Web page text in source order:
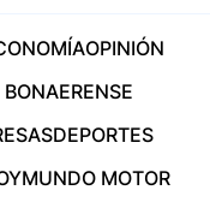
OPINIÓN
DEPORTES
MUNDO MOTOR